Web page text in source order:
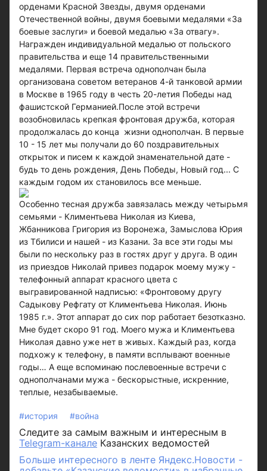
орденами Красной Звезды, двумя орденами
Отечественной войны, двумя боевыми медалями «За
боевые заслуги» и боевой медалью «За отвагу».
Награжден индивидуальной медалью от польского
правительства и еще 14 правительственными
медалями. Первая встреча однополчан была
организована советом ветеранов 4-й танковой армии
в Москве в 1965 году в честь 20-летия Победы над
фашистской Германией.После этой встречи
возобновилась крепкая фронтовая дружба, которая
продолжалась до конца жизни однополчан. В первые
10 - 15 лет мы получали до 60 поздравительных
открыток и писем к каждой знаменательной дате -
будь то день рождения, День Победы, Новый год... С
каждым годом их становилось все меньше.
Особенно тесная дружба завязалась между четырьмя
семьями - Климентьева Николая из Киева,
Жбанникова Григория из Воронежа, Замыслова Юрия
из Тбилиси и нашей - из Казани. За все эти годы мы
были по нескольку раз в гостях друг у друга. В один
из приездов Николай привез подарок моему мужу -
телефонный аппарат красного цвета с
выгравированной надписью: «Фронтовому другу
Садыкову Рефгату от Климентьева Николая. Июнь
1985 г.». Этот аппарат до сих пор работает безотказно.
Мне будет скоро 91 год. Моего мужа и Климентьева
Николая давно уже нет в живых. Каждый раз, когда
подхожу к телефону, в памяти всплывают военные
годы… А еще вспоминаю послевоенные встречи с
однополчанами мужа - бескорыстные, искренние,
теплые, незабываемые.
#история #война
Следите за самым важным и интересным в
Telegram-канале Казанских ведомостей
Больше интересного в ленте Яндекс.Новости -